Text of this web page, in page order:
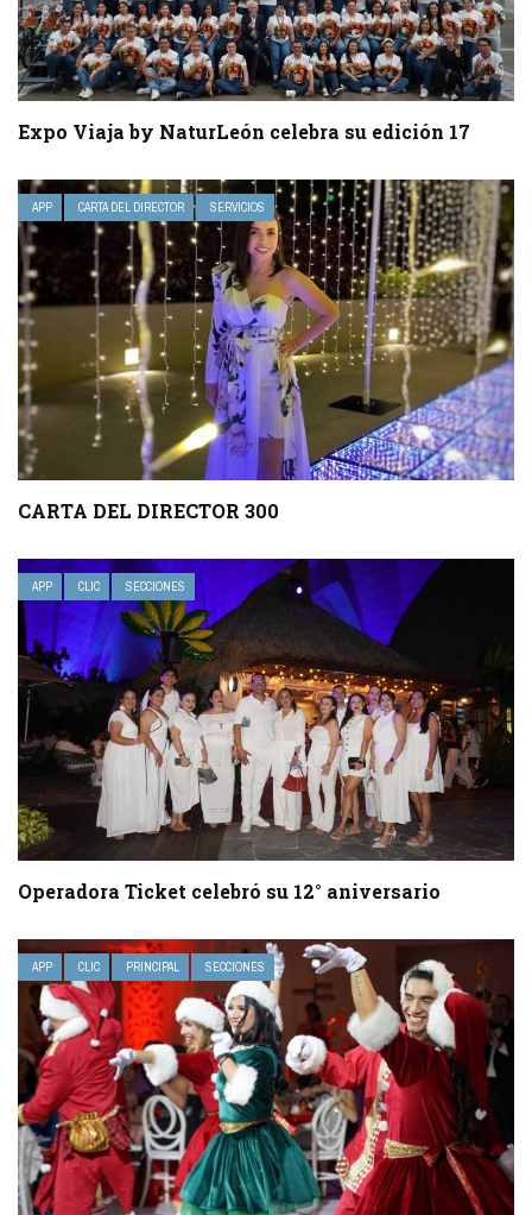
Expo Viaja by NaturLeón celebra su edición 17
APP CARTA DEL DIRECTOR SERVICIOS
CARTA DEL DIRECTOR 300
APP CLIC SECCIONES
Operadora Ticket celebró su 12° aniversario
APP CLIC PRINCIPAL SECCIONES